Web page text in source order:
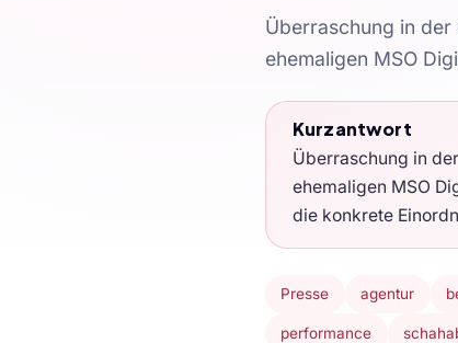
Überraschung in
ehemaligen MSO
Kurzantwort
Überraschung in
ehemaligen MSO
die konkrete
Presse agentur
performance